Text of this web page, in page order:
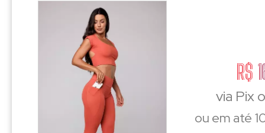
R$
via Pix
ou em até